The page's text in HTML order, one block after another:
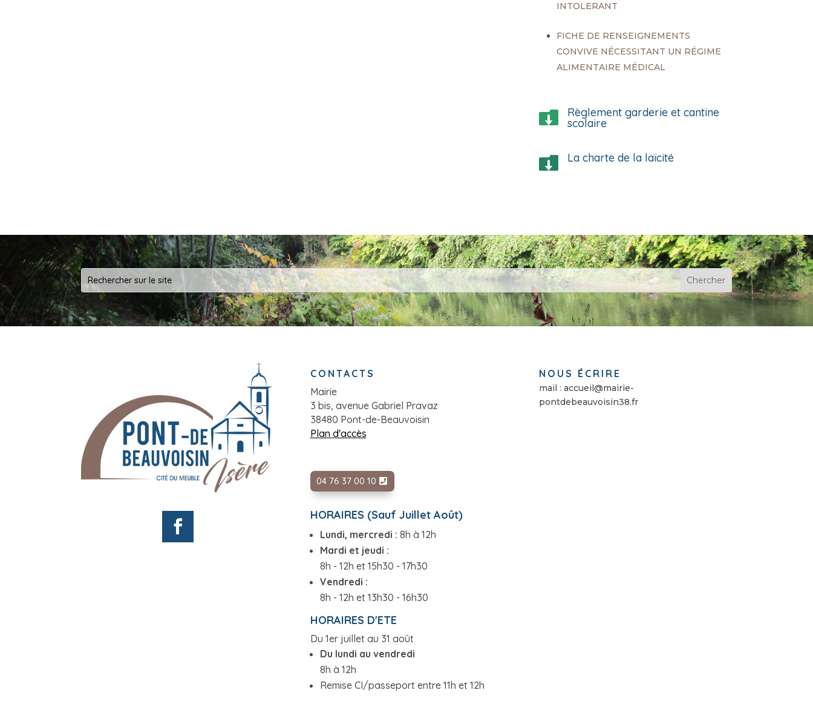
INTOLERANT
FICHE DE RENSEIGNEMENTS
CONVIVE NÉCESSITANT UN RÉGIME
ALIMENTAIRE MÉDICAL
 Règlement garderie et cantine
scolaire
 La charte de la laïcité
CONTACTS
Mairie
3 bis, avenue Gabriel Pravaz
38480 Pont-de-Beauvoisin
Plan d'accès
04 76 37 00 10
HORAIRES (Sauf Juillet Août)
Lundi, mercredi : 8h à 12h
Mardi et jeudi :
8h - 12h et 15h30 - 17h30
Vendredi :
8h - 12h et 13h30 - 16h30
HORAIRES D'ETE
Du 1er juillet au 31 août
Du lundi au vendredi
8h à 12h
Remise CI/passeport entre 11h et 12h
NOUS ÉCRIRE
mail : accueil@mairie-
pontdebeauvoisin38.fr